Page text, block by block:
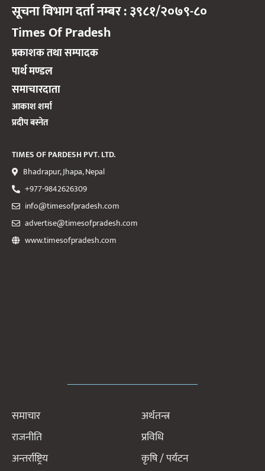
सूचना विभाग दर्ता नम्बर : ३९८१/२०७९-८०
Times Of Pradesh
प्रकाशक तथा सम्पादक
पार्थ मण्डल
समाचारदाता
आकाश शर्मा
प्रदीप बस्नेत
TIMES OF PARDESH PVT. LTD.
Bhadrapur, Jhapa, Nepal
+977-9842626309
info@timesofpradesh.com
advertise@timesofpradesh.com
www.timesofpradesh.com
समाचार
राजनीति
अन्तर्राष्ट्रिय
अर्थतन्त्र
प्रविधि
कृषि / पर्यटन